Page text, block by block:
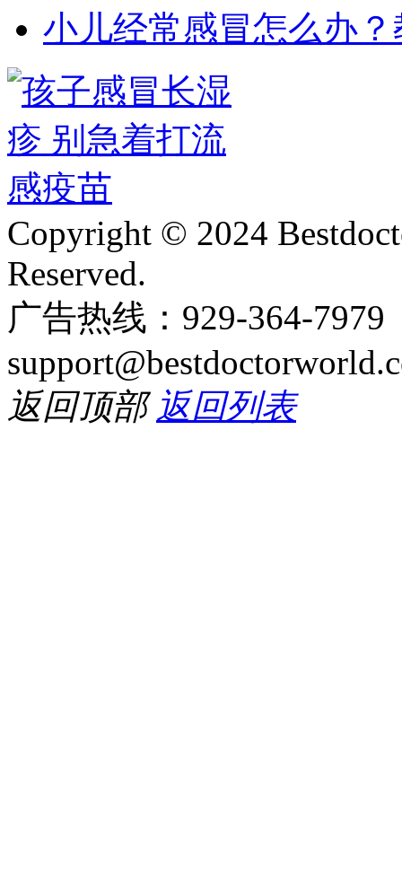
小儿经常感冒怎么办
Copyright © 2024
Reserved.
广告热线：929-364-
返回顶部 返回列表